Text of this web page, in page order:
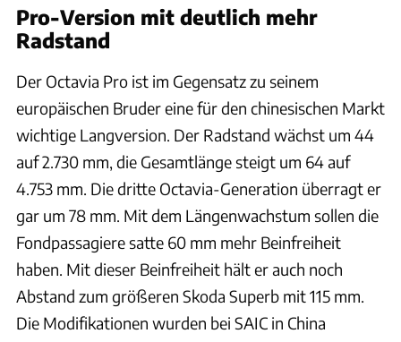
Pro-Version mit deutlich mehr
Radstand
Der Octavia Pro ist im Gegensatz zu seinem
europäischen Bruder eine für den chinesischen Markt
wichtige Langversion. Der Radstand wächst um 44
auf 2.730 mm, die Gesamtlänge steigt um 64 auf
4.753 mm. Die dritte Octavia-Generation überragt er
gar um 78 mm. Mit dem Längenwachstum sollen die
Fondpassagiere satte 60 mm mehr Beinfreiheit
haben. Mit dieser Beinfreiheit hält er auch noch
Abstand zum größeren Skoda Superb mit 115 mm.
Die Modifikationen wurden bei SAIC in China